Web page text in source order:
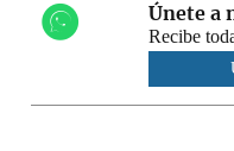
Únete a
Recibe